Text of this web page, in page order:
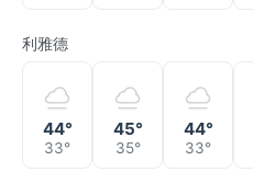
利雅德
44°
33°
45°
35°
44°
33°